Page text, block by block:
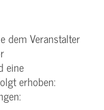
dem Veranstalter
eine
erhoben: